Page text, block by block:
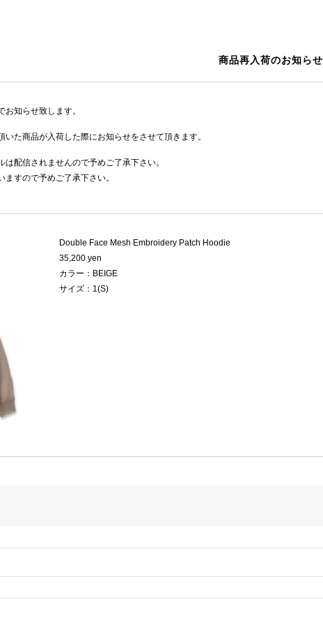
商品再入荷のお知らせ
知らせ致します。
た商品が入荷した際にお知らせをさせて頂きます。
配信されませんので予めご了承下さい。
すので予めご了承下さい。
Double Face Mesh Embroidery Patch Hoodie
35,200 yen
カラー：BEIGE
サイズ：1(S)